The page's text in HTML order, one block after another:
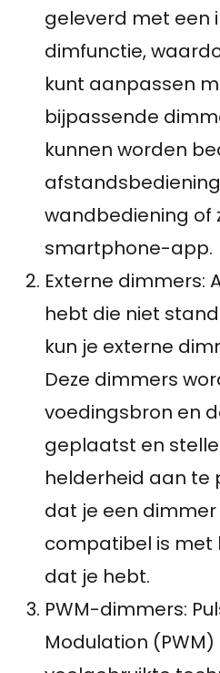
geleverd met een
dimfunctie,
kunt aanpassen
bijpassende
kunnen worden
wandbediening of
smartphone-app.
Externe dimmers:
hebt die niet
kun je externe
Deze dimmers
voedingsbron en
geplaatst en
helderheid aan te
dat je een dimmer
compatibel is met
dat je hebt.
PWM-dimmers:
Modulation (PWM)